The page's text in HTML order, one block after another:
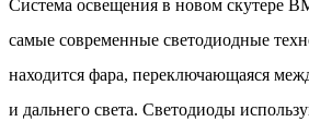
Система освещения в новом скутере
самые современные светодиодные
находится фара, переключающаяся
и дальнего света. Светодиоды